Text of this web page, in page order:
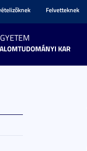
Felvetteknek
KAR